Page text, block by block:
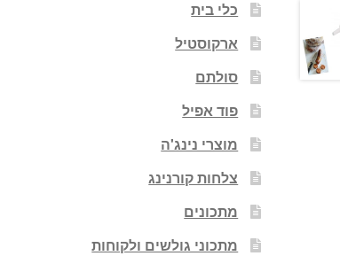
כלי בית
ארקוסטיל
סולתם
פוד אפיל
מוצרי נינג'ה
צלחות קורנינג
מתכונים
מתכוני גולשים ולקוחות